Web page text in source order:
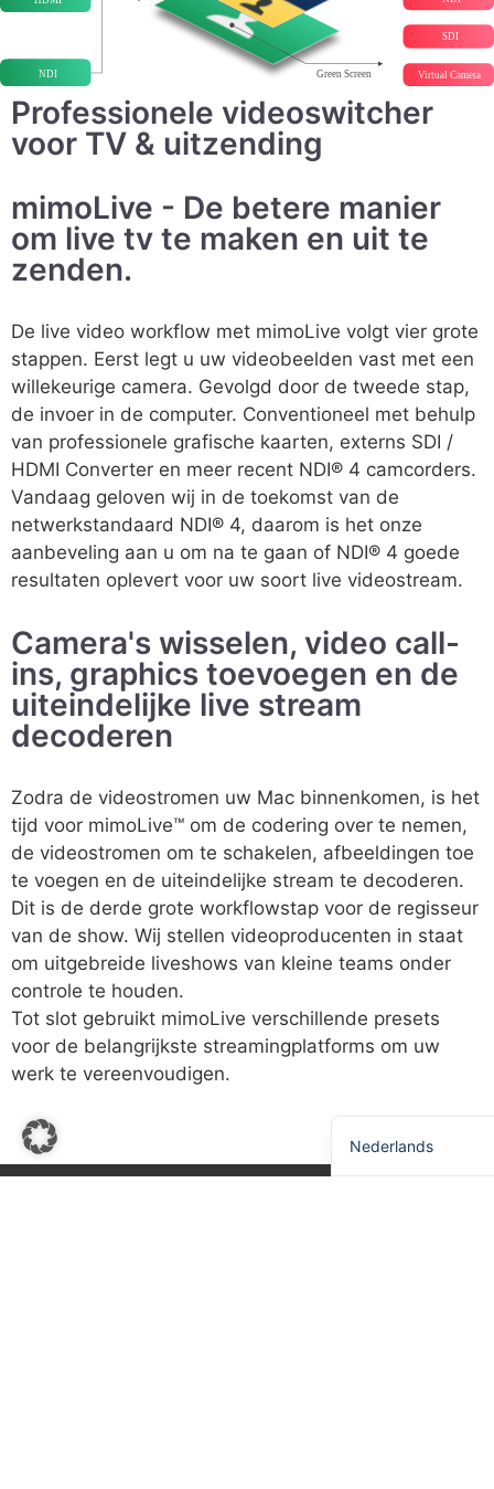
Professionele videoswitcher
voor TV & uitzending
mimoLive - De betere manier
om live tv te maken en uit te
zenden.
De live video workflow met mimoLive volgt vier grote
stappen. Eerst legt u uw videobeelden vast met een
willekeurige camera. Gevolgd door de tweede stap,
de invoer in de computer. Conventioneel met behulp
van professionele grafische kaarten, externs SDI /
HDMI Converter en meer recent NDI® 4 camcorders.
Vandaag geloven wij in de toekomst van de
netwerkstandaard NDI® 4, daarom is het onze
aanbeveling aan u om na te gaan of NDI® 4 goede
resultaten oplevert voor uw soort live videostream.
Camera's wisselen, video call-
ins, graphics toevoegen en de
uiteindelijke live stream
decoderen
Zodra de videostromen uw Mac binnenkomen, is het
tijd voor mimoLive™ om de codering over te nemen,
de videostromen om te schakelen, afbeeldingen toe
te voegen en de uiteindelijke stream te decoderen.
Dit is de derde grote workflowstap voor de regisseur
van de show. Wij stellen videoproducenten in staat
om uitgebreide liveshows van kleine teams onder
controle te houden.
Tot slot gebruikt mimoLive verschillende presets
voor de belangrijkste streamingplatforms om uw
werk te vereenvoudigen.
Nederlands
Bahasa Indonesia
Italiano
日本語
한국어
Português
Українська